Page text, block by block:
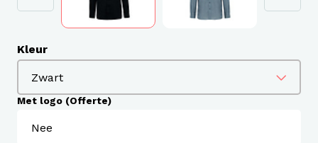
Kleur
Met logo (Offerte)